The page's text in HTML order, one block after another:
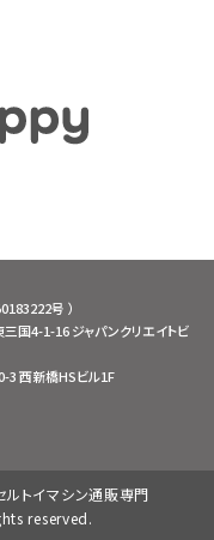
号 ）
4-1-16 ジャパンクリエイトビ
3 西新橋HSビル1F
トイマシン通販専門
reserved.